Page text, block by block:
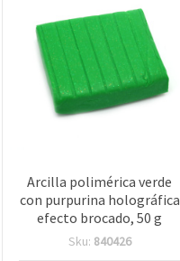
Arcilla polimérica verde
con purpurina holográfica
efecto brocado, 50 g
Sku: 840426